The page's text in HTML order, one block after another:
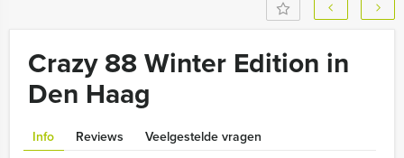
Crazy 88 Winter Edition in
Den Haag
Info Reviews Veelgestelde vragen